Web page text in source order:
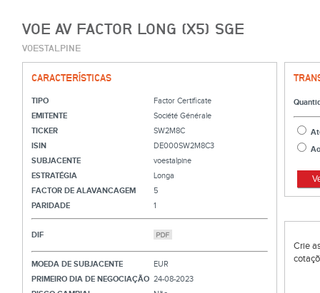
VOE AV FACTOR LONG (X5) SGE
VOESTALPINE
CARACTERÍSTICAS
TIPO
Factor Certificate
EMITENTE
Société Générale
TICKER
SW2M8C
ISIN
DE000SW2M8C3
SUBJACENTE
voestalpine
ESTRATÉGIA
Longa
FACTOR DE ALAVANCAGEM
5
PARIDADE
1
DIF
MOEDA DE SUBJACENTE
EUR
PRIMEIRO DIA DE NEGOCIAÇÃO 24-08-2023
Crie